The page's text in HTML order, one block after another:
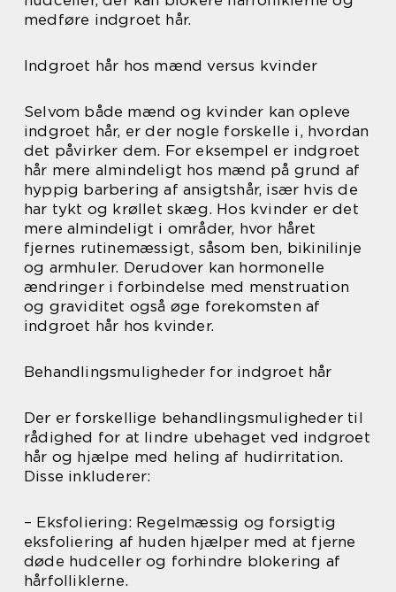
medføre indgroet hår.
Indgroet hår hos mænd versus kvinder
Selvom både mænd og kvinder kan opleve
indgroet hår, er der nogle forskelle i, hvordan
det påvirker dem. For eksempel er indgroet
hår mere almindeligt hos mænd på grund af
hyppig barbering af ansigtshår, især hvis de
har tykt og krøllet skæg. Hos kvinder er det
mere almindeligt i områder, hvor håret
fjernes rutinemæssigt, såsom ben, bikinilinje
og armhuler. Derudover kan hormonelle
ændringer i forbindelse med menstruation
og graviditet også øge forekomsten af
indgroet hår hos kvinder.
Behandlingsmuligheder for indgroet hår
Der er forskellige behandlingsmuligheder til
rådighed for at lindre ubehaget ved indgroet
hår og hjælpe med heling af hudirritation.
Disse inkluderer:
– Eksfoliering: Regelmæssig og forsigtig
eksfoliering af huden hjælper med at fjerne
døde hudceller og forhindre blokering af
hårfolliklerne.